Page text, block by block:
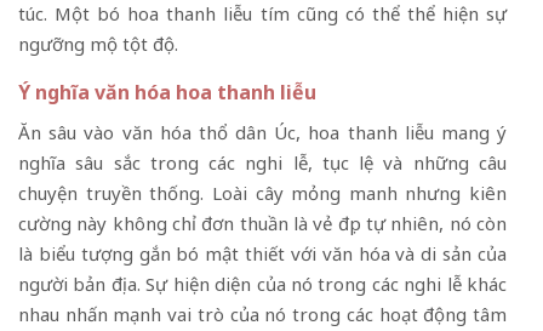
túc. Một bó hoa thanh liễu tím cũng có thể thể hiện sự
ngưỡng mộ tột độ.
Ý nghĩa văn hóa hoa thanh liễu
Ăn sâu vào văn hóa thổ dân Úc, hoa thanh liễu mang ý
nghĩa sâu sắc trong các nghi lễ, tục lệ và những câu
chuyện truyền thống. Loài cây mỏng manh nhưng kiên
cường này không chỉ đơn thuần là vẻ đẹp tự nhiên, nó còn
là biểu tượng gắn bó mật thiết với văn hóa và di sản của
người bản địa. Sự hiện diện của nó trong các nghi lễ khác
nhau nhấn mạnh vai trò của nó trong các hoạt động tâm